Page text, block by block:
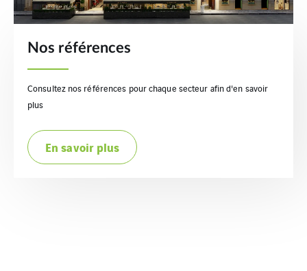
Nos références
Consultez nos références pour chaque secteur afin d'en savoir
plus
En savoir plus